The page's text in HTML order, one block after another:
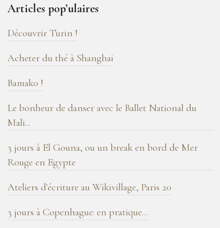
de
blog
!
Articles pop’ulaires
Découvrir Turin !
Acheter du thé à Shanghai
Bamako !
Le bonheur de danser avec le Ballet National du
Mali...
3 jours à El Gouna, ou un break en bord de Mer
Rouge en Egypte
Ateliers d'écriture au Wikivillage, Paris 20
3 jours à Copenhague: en pratique…